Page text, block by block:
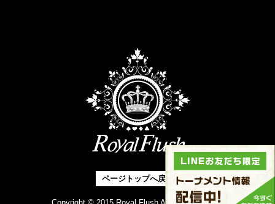
ページトップへ戻る